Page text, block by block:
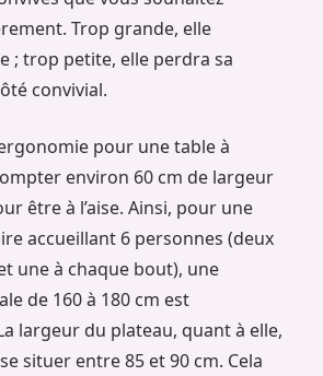
Trop grande, elle
; trop petite, elle perdra sa
convivial.
pour une table à
environ 60 cm de largeur
être à l’aise. Ainsi, pour une
accueillant 6 personnes (deux
une à chaque bout), une
de 160 à 180 cm est
largeur du plateau, quant à elle,
situer entre 85 et 90 cm. Cela